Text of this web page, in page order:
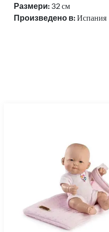
Размери: 32см
Произведено в: Испания